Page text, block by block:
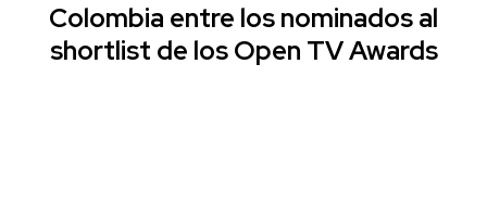
Colombia entre los nominados al
shortlist de los Open TV Awards